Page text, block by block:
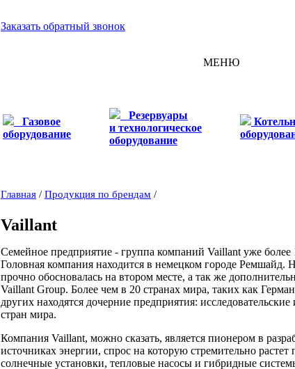
Заказать обратный звонок
МЕНЮ
Газовое
оборудование
Резервуары
и технологическое
оборудование
Главная / Продукция по брендам /
Vaillant
Семейное предприятие - группа компаний Vaillant уже более
Головная компания находится в немецком городе Ремшайд.
прочно обосновалась на втором месте, а так же
Vaillant Group. Более чем в 20 странах мира, таких как
других находятся дочерние предприятия:
стран мира.
Компания Vaillant, можно сказать, является пионером в
источниках энергии, спрос на которую стремительно
солнечные установки, тепловые насосы и гибридные